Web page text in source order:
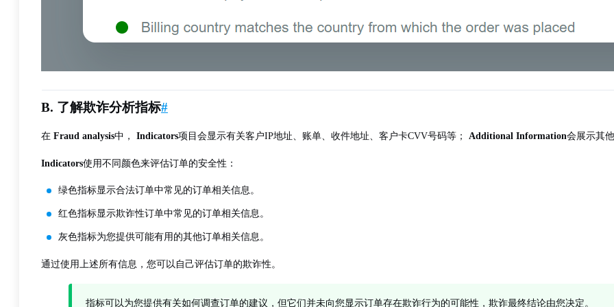
B. 了解欺诈分析指标#
在 Fraud analysis中， Indicators项目会显示有关客户IP地址、账单、收件地址、客户卡CVV号码等； Additional Information会展示其
Indicators使用不同颜色来评估订单的安全性：
绿色指标显示合法订单中常见的订单相关信息。
红色指标显示欺诈性订单中常见的订单相关信息。
灰色指标为您提供可能有用的其他订单相关信息。
通过使用上述所有信息，您可以自己评估订单的欺诈性。
指标可以为您提供有关如何调查订单的建议，但它们并未向您显示订单存在欺诈行为的可能性，欺诈最终结论由您决定。